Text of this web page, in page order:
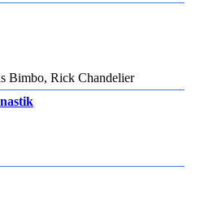
Bimbo, Rick Chandelier